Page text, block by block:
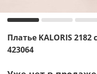
Платье KALORIS 2182
423064